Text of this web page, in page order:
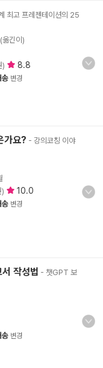
최고 프레젠테이션의 25
(옮긴이)
) 8.8
송 변경
가요? - 강의코칭 이야
10.0
송 변경
작성법 - 챗GPT 보
송 변경